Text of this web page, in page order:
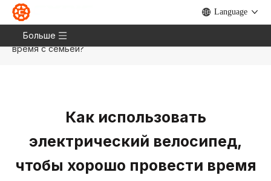
Language
Больше
Дом
Как использовать
электрический велосипед, чтобы хорошо провести
время с семьей?
Как использовать
электрический велосипед,
чтобы хорошо провести время